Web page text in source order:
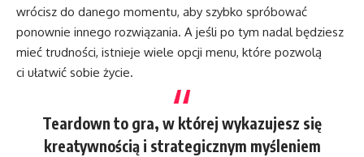
wrócisz do danego momentu, aby szybko spróbować
ponownie innego rozwiązania. A jeśli po tym nadal będziesz
mieć trudności, istnieje wiele opcji menu, które pozwolą
ci ułatwić sobie życie.
Teardown to gra, w której wykazujesz się
kreatywnością i strategicznym myśleniem